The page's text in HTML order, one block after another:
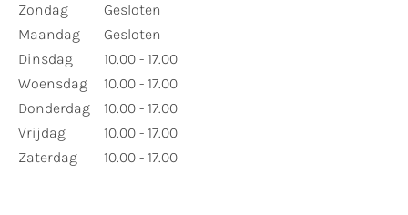
Zondag
Maandag
Dinsdag
Woensdag
Donderdag
Vrijdag
Zaterdag
Gesloten
Gesloten
10.00 - 17.00
10.00 - 17.00
10.00 - 17.00
10.00 - 17.00
10.00 - 17.00